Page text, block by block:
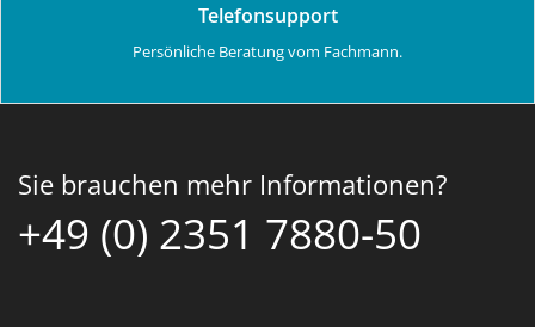
Telefonsupport
Persönliche Beratung vom Fachmann.
Sie brauchen mehr Informationen?
+49 (0) 2351 7880-50